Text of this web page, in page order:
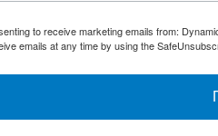
to receive marketing emails from:
emails at any time by using the